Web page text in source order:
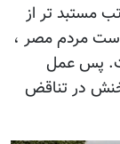
مستبد تر از
مردم مصر ،
پس عمل
در تناقض